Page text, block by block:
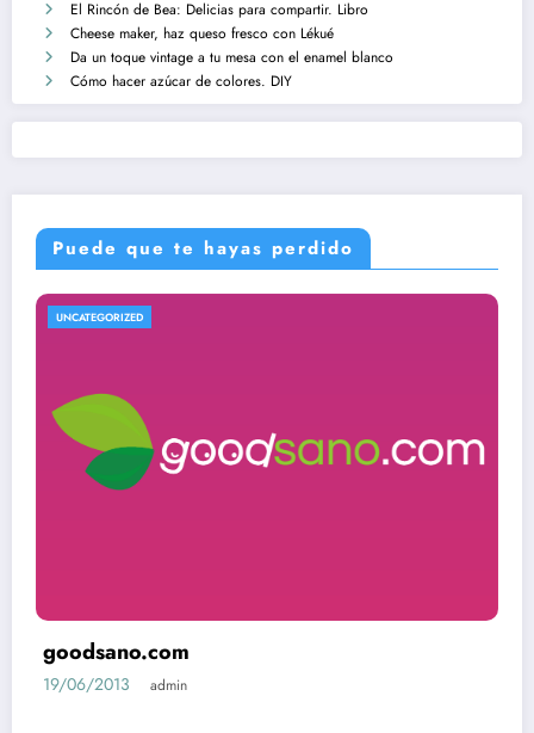
El Rincón de Bea: Delicias para compartir. Libro
Cheese maker, haz queso fresco con Lékué
Da un toque vintage a tu mesa con el enamel blanco
Cómo hacer azúcar de colores. DIY
Puede que te hayas perdido
UNCATEGORIZED
goodsano.com
19/06/2013 admin